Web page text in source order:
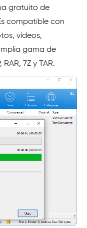
gratuito de
compatible con
vídeos,
gama de
7Z y TAR.